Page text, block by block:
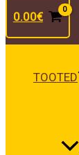
0.00€
TOOTED